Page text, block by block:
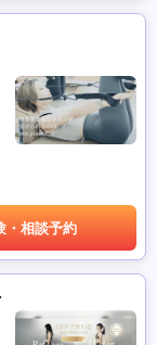
・相談予約
DEP)